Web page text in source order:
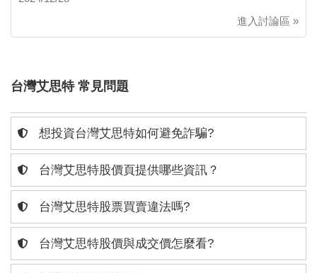
進入討論區 »
台灣艾思特 常見問題
想投資台灣艾思特如何避免詐騙?
台灣艾思特股價頁提供哪些資訊？
台灣艾思特股票買賣違法嗎?
台灣艾思特股價與成交價怎麼看?